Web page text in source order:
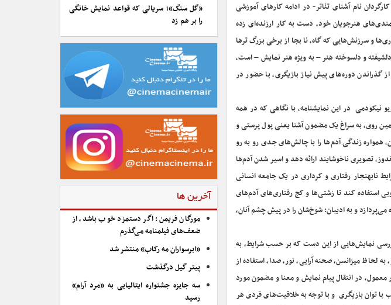
نام آشنای تئاتر- در ادامه کارهای آموزشی
هنرجویان خود، دست به کار ارزنده‌ای زده
و سرزنش‌هایی که گاه، نا بجا از برخی بزرگ ترها
و دلسوخته هنر – به ویژه هنر نمایش – است،
گذراندن دوره‌های پیش نیاز بازیگری، با حضور در
نیکودمی در این نمایشنامه، با نگاهی که در همه
همین روی، به سراغ یک مضمون آشنا یعنی پول پرستی و
همواره زندگی آدم‌ها را با چالش‌های جدی رو به رو
تصویری ناخوشایند ارائه دهد و اسیر شدن آدم‌ها
نابهنجار رفتاری و کرداری در یک جامعه انسانی
استفاده کند تا زشتی‌ها و کج رفتاری‌های آدم‌های
می‌پردازد و به ادیبان: شوخ‌شان را در پیش چشم آنان،
نمایش‌هایی از این دست که بر حسب شرایط، به
لحاظ میزانسن، صحنه آرایی، نور، صدا، استفاده از
در انتقال پیام نمایش و معنا و مضمون مورد
با توان بازیگری و با توجه به خلاقیت‌های فردی هر
«گل سنگ»؛ سریالی که قواعد نمایش خانگی
را بر هم زد
آخرین ها
مورگان فریمن: اگر دستمزد خوب باشد، از
ضعف‌های فیلمنامه می‌گذرم
«ابرسواران مه رکاب» منتشر شد
پیتر گیل درگذشت
سه جایزه جشنواره ایتالیایی به «مرد آرام»
رسید